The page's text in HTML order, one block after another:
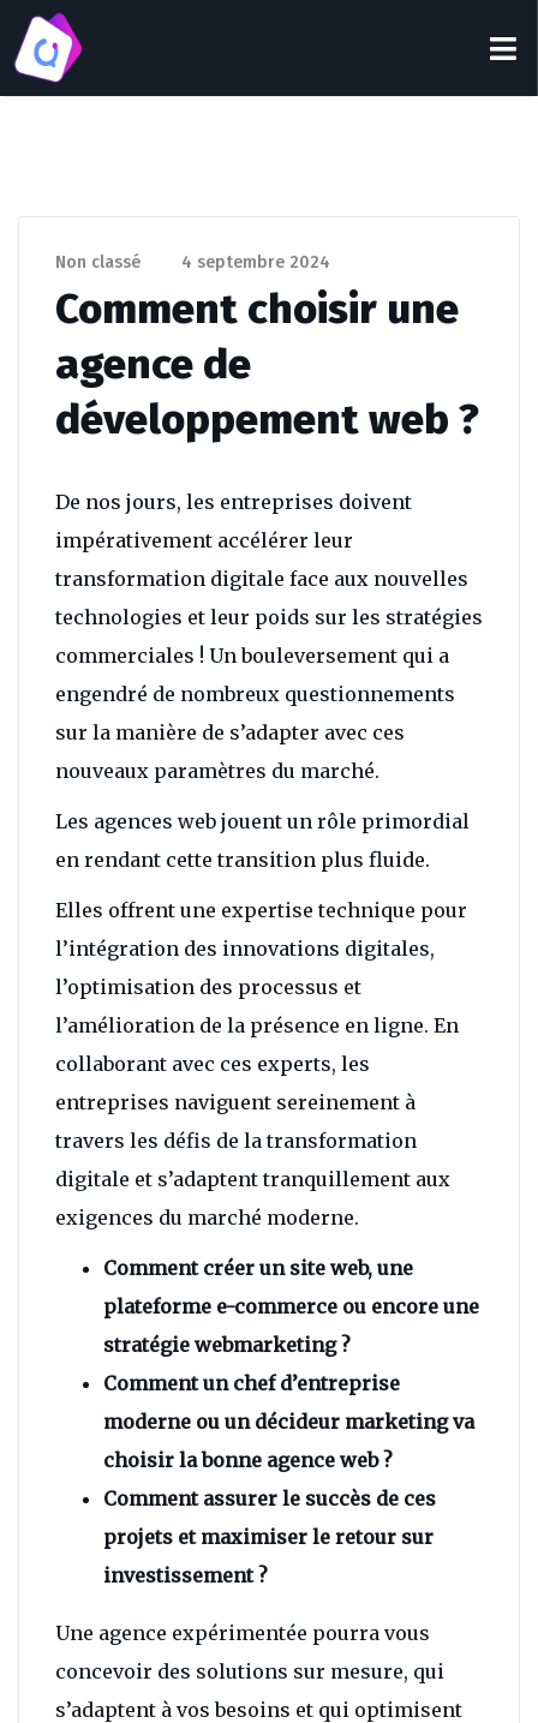
Non classé 4 septembre 2024
Comment choisir une
agence de
développement web ?
De nos jours, les entreprises doivent
impérativement accélérer leur
transformation digitale face aux nouvelles
technologies et leur poids sur les stratégies
commerciales ! Un bouleversement qui a
engendré de nombreux questionnements
sur la manière de s’adapter avec ces
nouveaux paramètres du marché.
Les agences web jouent un rôle primordial
en rendant cette transition plus fluide.
Elles offrent une expertise technique pour
l’intégration des innovations digitales,
l’optimisation des processus et
l’amélioration de la présence en ligne. En
collaborant avec ces experts, les
entreprises naviguent sereinement à
travers les défis de la transformation
digitale et s’adaptent tranquillement aux
exigences du marché moderne.
Comment créer un site web, une
plateforme e-commerce ou encore une
stratégie webmarketing ?
Comment un chef d’entreprise
moderne ou un décideur marketing va
choisir la bonne agence web ?
Comment assurer le succès de ces
projets et maximiser le retour sur
investissement ?
Une agence expérimentée pourra vous
concevoir des solutions sur mesure, qui
s’adaptent à vos besoins et qui optimisent